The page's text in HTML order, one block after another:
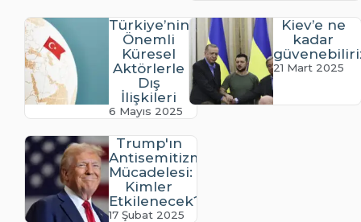
Türkiye’nin
Önemli
Küresel
Aktörlerle
Dış
İlişkileri
6 Mayıs 2025
Kiev’e ne
kadar
21 Mart 2025
Trump'ın
Antisemitizmle
Mücadelesi:
Kimler
Etkilenecek?
17 Şubat 2025